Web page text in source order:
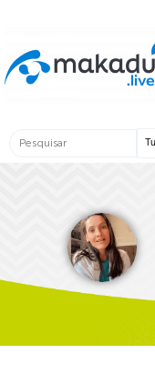
conteúdo
Pesquisar